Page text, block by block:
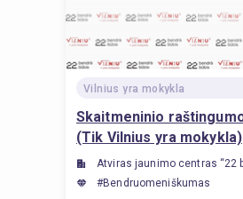
Vilnius yra mokykla
Skaitmeninio
(Tik Vilnius yra mokykla)
Atviras jaunimo centras “22
#Bendruomeniškumas